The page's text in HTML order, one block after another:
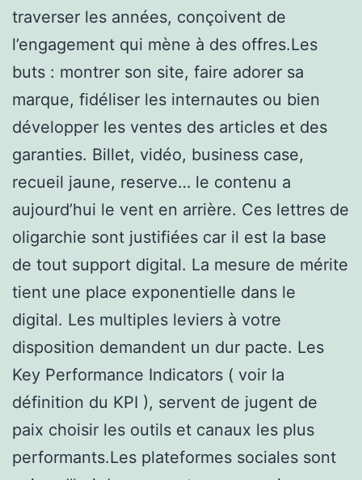
traverser les années, conçoivent de
l’engagement qui mène à des offres.Les
buts : montrer son site, faire adorer sa
marque, fidéliser les internautes ou bien
développer les ventes des articles et des
garanties. Billet, vidéo, business case,
recueil jaune, reserve… le contenu a
aujourd’hui le vent en arrière. Ces lettres de
oligarchie sont justifiées car il est la base
de tout support digital. La mesure de mérite
tient une place exponentielle dans le
digital. Les multiples leviers à votre
disposition demandent un dur pacte. Les
Key Performance Indicators ( voir la
définition du KPI ), servent de jugent de
paix choisir les outils et canaux les plus
performants.Les plateformes sociales sont